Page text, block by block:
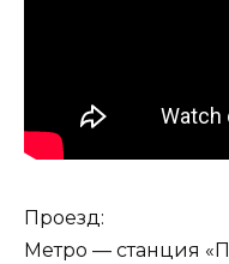
Проезд:
Метро — станция